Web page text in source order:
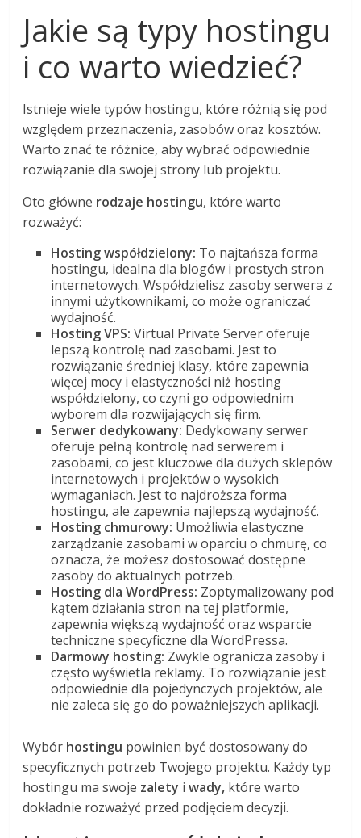
Jakie są typy hostingu
i co warto wiedzieć?
Istnieje wiele typów hostingu, które różnią się pod
względem przeznaczenia, zasobów oraz kosztów.
Warto znać te różnice, aby wybrać odpowiednie
rozwiązanie dla swojej strony lub projektu.
Oto główne rodzaje hostingu, które warto
rozważyć:
Hosting współdzielony: To najtańsza forma
hostingu, idealna dla blogów i prostych stron
internetowych. Współdzielisz zasoby serwera z
innymi użytkownikami, co może ograniczać
wydajność.
Hosting VPS: Virtual Private Server oferuje
lepszą kontrolę nad zasobami. Jest to
rozwiązanie średniej klasy, które zapewnia
więcej mocy i elastyczności niż hosting
współdzielony, co czyni go odpowiednim
wyborem dla rozwijających się firm.
Serwer dedykowany: Dedykowany serwer
oferuje pełną kontrolę nad serwerem i
zasobami, co jest kluczowe dla dużych sklepów
internetowych i projektów o wysokich
wymaganiach. Jest to najdroższa forma
hostingu, ale zapewnia najlepszą wydajność.
Hosting chmurowy: Umożliwia elastyczne
zarządzanie zasobami w oparciu o chmurę, co
oznacza, że możesz dostosować dostępne
zasoby do aktualnych potrzeb.
Hosting dla WordPress: Zoptymalizowany pod
kątem działania stron na tej platformie,
zapewnia większą wydajność oraz wsparcie
techniczne specyficzne dla WordPressa.
Darmowy hosting: Zwykle ogranicza zasoby i
często wyświetla reklamy. To rozwiązanie jest
odpowiednie dla pojedynczych projektów, ale
nie zaleca się go do poważniejszych aplikacji.
Wybór hostingu powinien być dostosowany do
specyficznych potrzeb Twojego projektu. Każdy typ
hostingu ma swoje zalety iwady, które warto
dokładnie rozważyć przed podjęciem decyzji.